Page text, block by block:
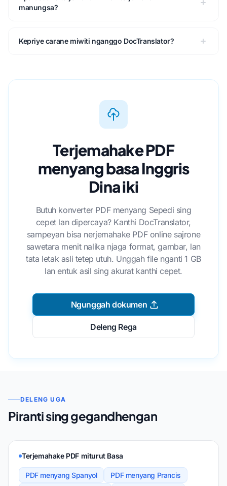
manungsa?
Kepriye carane miwiti nganggo DocTranslator?
Terjemahake PDF
menyang basa Inggris
Dina iki
Butuh konverter PDF menyang Sepedi sing
cepet lan dipercaya? Kanthi DocTranslator,
sampeyan bisa nerjemahake PDF online sajrone
sawetara menit nalika njaga format, gambar, lan
tata letak asli tetep utuh. Unggah file nganti 1 GB
lan entuk asil sing akurat kanthi cepet.
Ngunggah dokumen
Deleng Rega
DELENG UGA
Piranti sing gegandhengan
Terjemahake PDF miturut Basa
PDF menyang Spanyol
PDF menyang Prancis